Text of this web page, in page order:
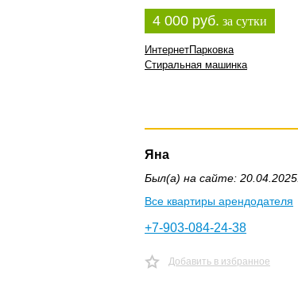
4 000 руб. за сутки
ИнтернетПарковка
Стиральная машинка
Яна
Был(а) на сайте: 20.04.2025.
Все квартиры арендодателя
+7-903-084-24-38
Добавить в избранное